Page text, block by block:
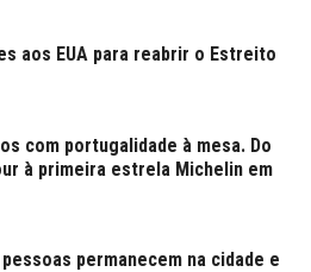
aos EUA para reabrir o Estreito
com portugalidade à mesa. Do
à primeira estrela Michelin em
permanecem na cidade e